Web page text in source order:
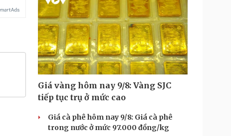
Giá vàng hôm nay 9/8: Vàng SJC
tiếp tục trụ ở mức cao
Giá cà phê hôm nay 9/8: Giá cà phê
trong nước ở mức 97.000 đồng/kg